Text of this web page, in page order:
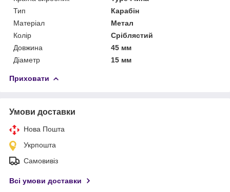
Тип
Карабін
Матеріал
Метал
Колір
Сріблястий
Довжина
45 мм
Діаметр
15 мм
Приховати
Умови доставки
Нова Пошта
Укрпошта
Самовивіз
Всі умови доставки